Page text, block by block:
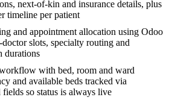
next-of-kin and insurance details, plus
timeline per patient
and appointment allocation using Odoo
slots, specialty routing and
durations
with bed, room and ward
and available beds tracked via
so status is always live